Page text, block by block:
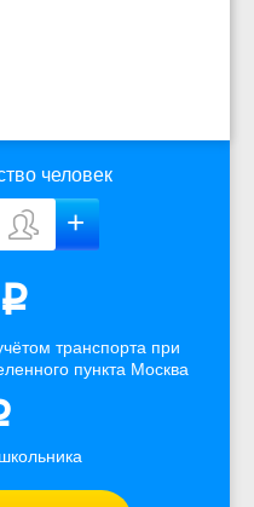
человек
p
транспорта при
пункта Москва